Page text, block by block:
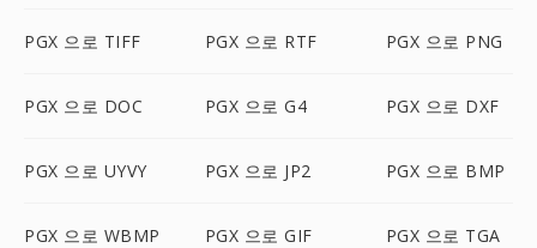
PGX 으로 TIFF PGX 으로 RTF PGX 으로 PNG
PGX 으로 DOC PGX 으로 G4 PGX 으로 DXF
PGX 으로 UYVY PGX 으로 JP2 PGX 으로 BMP
PGX 으로 WBMP PGX 으로 GIF PGX 으로 TGA